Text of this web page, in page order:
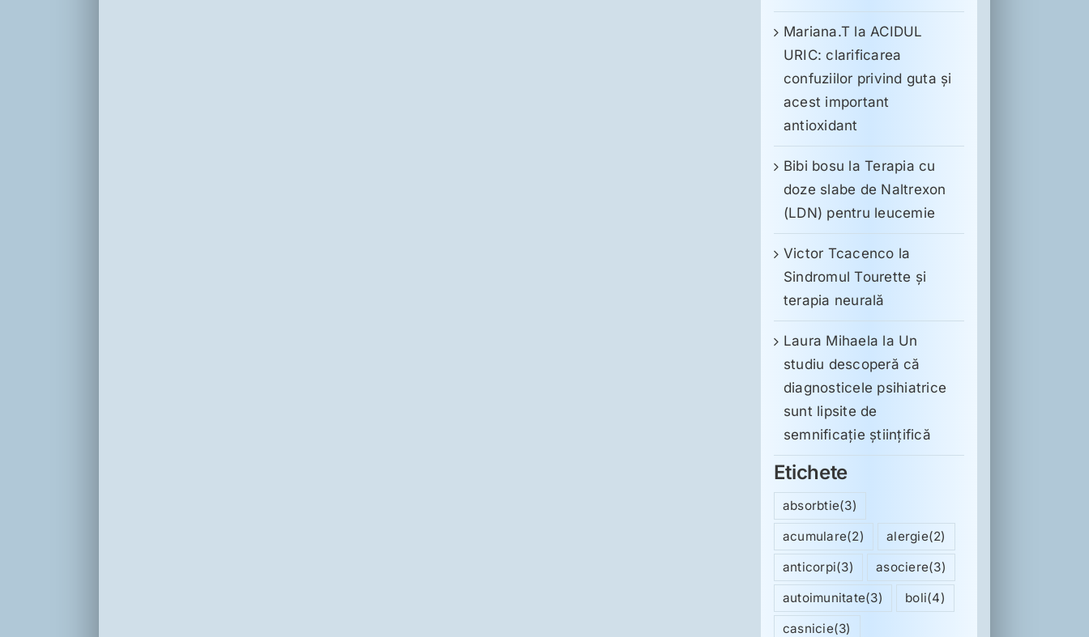
Mariana.T la ACIDUL
URIC: clarificarea
confuziilor privind guta și
acest important
antioxidant
Bibi bosu laTerapia cu
doze slabe de Naltrexon
(LDN) pentru leucemie
Victor Tcacenco la
Sindromul Tourette şi
terapia neurală
Laura Mihaela la Un
studiu descoperă că
diagnosticele psihiatrice
sunt lipsite de
semnificație științifică
Etichete
absorbtie(3)
acumulare(2) alergie(2)
anticorpi(3) asociere(3)
autoimunitate(3) boli(4)
casnicie(3)